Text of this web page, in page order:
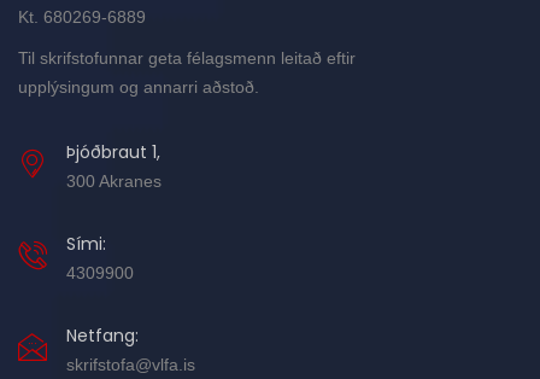
Kt. 680269-6889
Til skrifstofunnar geta félagsmenn leitað eftir
upplýsingum og annarri aðstoð.
Þjóðbraut 1,
300 Akranes
Sími:
4309900
Netfang:
skrifstofa@vlfa.is